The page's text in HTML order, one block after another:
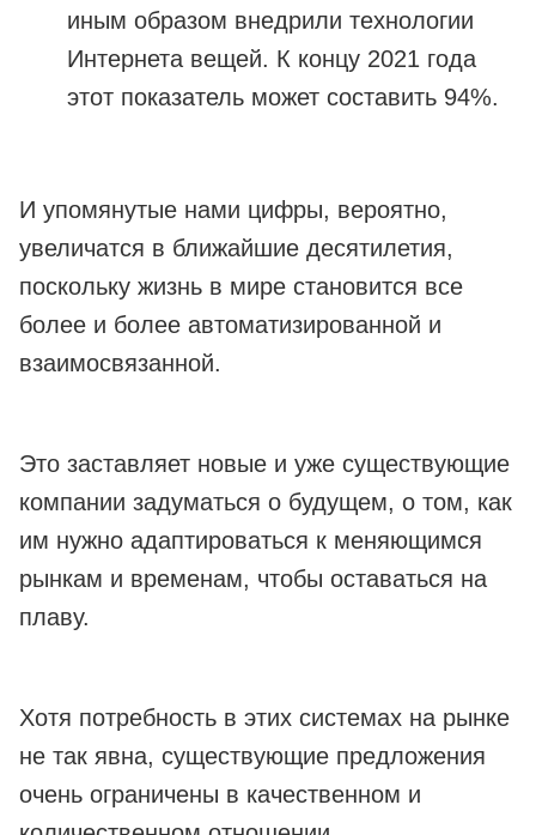
иным образом внедрили технологии
Интернета вещей. К концу 2021 года
этот показатель может составить 94%.
И упомянутые нами цифры, вероятно,
увеличатся в ближайшие десятилетия,
поскольку жизнь в мире становится все
более и более автоматизированной и
взаимосвязанной.
Это заставляет новые и уже существующие
компании задуматься о будущем, о том, как
им нужно адаптироваться к меняющимся
рынкам и временам, чтобы оставаться на
плаву.
Хотя потребность в этих системах на рынке
не так явна, существующие предложения
очень ограничены в качественном и